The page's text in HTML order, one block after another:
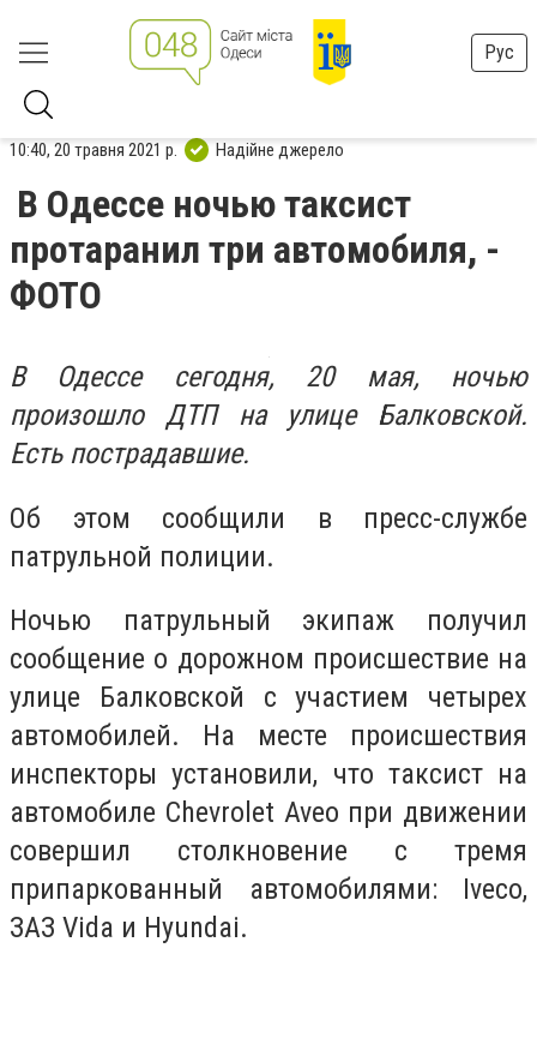
Рус
10:40, 20 травня 2021 р. Надійне джерело
В Одессе ночью таксист
протаранил три автомобиля, -
ФОТО
В Одессе сегодня, 20 мая, ночью
произошло ДТП на улице Балковской.
Есть пострадавшие.
Об этом сообщили в пресс-службе
патрульной полиции.
Ночью патрульный экипаж получил
сообщение о дорожном происшествие на
улице Балковской с участием четырех
автомобилей. На месте происшествия
инспекторы установили, что таксист на
автомобиле Chevrolet Aveo при движении
совершил столкновение с тремя
припаркованный автомобилями: Iveco,
ЗАЗ Vida и Hyundai.